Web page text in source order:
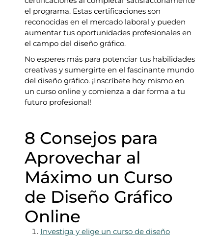
el programa. Estas certificaciones son
reconocidas en el mercado laboral y pueden
aumentar tus oportunidades profesionales en
el campo del diseño gráfico.
No esperes más para potenciar tus habilidades
creativas y sumergirte en el fascinante mundo
del diseño gráfico. ¡Inscríbete hoy mismo en
un curso online y comienza a dar forma a tu
futuro profesional!
8 Consejos para
Aprovechar al
Máximo un Curso
de Diseño Gráfico
Online
Investiga y elige un curso de diseño